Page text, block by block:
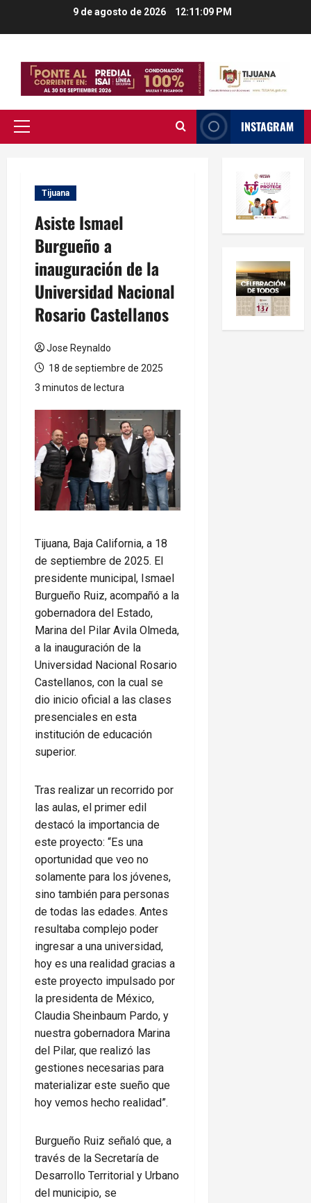
9 de agosto de 2026 12:11:10 PM
Menú
INSTAGRAM
Tijuana
Asiste Ismael
Burgueño a
inauguración de la
Universidad Nacional
Rosario Castellanos
Jose Reynaldo
18 de septiembre de 2025
3 minutos de lectura
Tijuana, Baja California, a 18
de septiembre de 2025. El
presidente municipal, Ismael
Burgueño Ruiz, acompañó a la
gobernadora del Estado,
Marina del Pilar Avila Olmeda,
a la inauguración de la
Universidad Nacional Rosario
Castellanos, con la cual se
dio inicio oficial a las clases
presenciales en esta
institución de educación
superior.
Tras realizar un recorrido por
las aulas, el primer edil
destacó la importancia de
este proyecto: “Es una
oportunidad que veo no
solamente para los jóvenes,
sino también para personas
de todas las edades. Antes
resultaba complejo poder
ingresar a una universidad,
hoy es una realidad gracias a
este proyecto impulsado por
la presidenta de México,
Claudia Sheinbaum Pardo, y
nuestra gobernadora Marina
del Pilar, que realizó las
gestiones necesarias para
materializar este sueño que
hoy vemos hecho realidad”.
Burgueño Ruiz señaló que, a
través de la Secretaría de
Desarrollo Territorial y Urbano
del municipio, se